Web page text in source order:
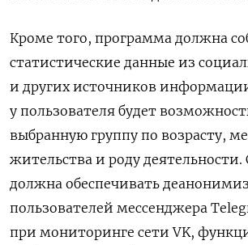
Кроме того, программа должна
статистические данные из
и других источников
у пользователя будет
выбранную группу по возрасту,
жительства и роду деятельности.
должна обеспечивать
пользователей мессенджера
при мониторинге сети VK,